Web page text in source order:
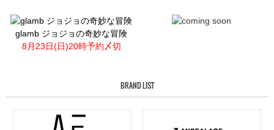
glamb ジョジョの奇妙な冒険
8月23日(日)20時予約〆切
BRAND LIST